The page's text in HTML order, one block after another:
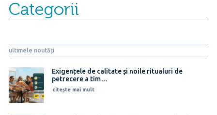
muncă
decât
Categorii
ultimele noutăți
Exigențele de calitate și noile ritualuri de
petrecere a tim…
citește mai mult